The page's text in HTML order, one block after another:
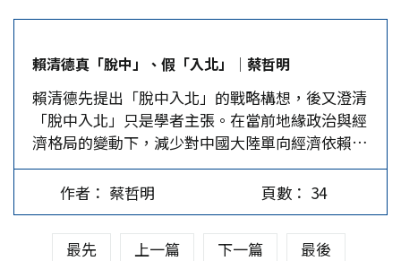
反對勢力，放手改動憲政體制。為了掣肘李登輝的
修憲計畫，新黨國大黨團被寄以厚望，而許老爹更
被視為老驥伏櫪的支柱。…
國大黨團討論議題時，經常聽到老爹說：「跟著道
理走」、「堅持做對的事」，所以黨團不媚俗、不
跟風、不投機、不取巧，在反凍省、反雙首長制、
反對國代延任案上，成為國、民兩黨合力批判、打
擊，甚至付出流血代價的對象。然而，新黨，特別
是許老爹大義凜然的精神，私下受到很多代表的欽
佩。 許老爹被稱為「儒將」，並不是因為他既威
武又文質彬彬，而是因為他的文化素養極高。在
100歲後…
時期。 遭拒只因在大陸出生 這位高中生，3歲前曾
在大陸設戶籍，返台設戶籍迄今未滿20年，經查核
後，確認不符報名簡章所訂的報考資格。但3歲前
只是吃奶、包尿布及學講話和走路，正常人應該對
大陸毫無記憶可言。對比孫立方，他讀小學時還經
歷過「爹親娘親，沒有毛主席親」的教育。那麼，
限制戶籍須滿20年的必要性何在？何況，這位附中
生也抱怨，等到他設籍滿20年時，將超過22歲的報
考年齡上限。 陸委會副主委梁文傑說，報名資格
訂有設戶籍須滿20年的限制，係依據《台灣地區與
賴清德真「脫中」、假「入北」│蔡哲明
賴清德先提出「脫中入北」的戰略構想，後又澄清
「脫中入北」只是學者主張。在當前地緣政治與經
濟格局的變動下，減少對中國大陸單向經濟依賴，
加強與北方民主國家積極合作。如今，賴清德又引
全球布局來作背書，喊話包含大陸地區，難道只是
意識形態上的「真脫中、假入北」？ 「脫中入
北」政策在實施過程中會面臨諸多挑戰。首先，如
何在減少對中國大陸依賴的同時，維持經濟穩定與
作者： 蔡哲明 頁數： 34
最先 上一篇 下一篇
最後